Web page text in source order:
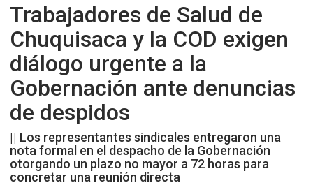
Trabajadores de Salud de
Chuquisaca y la COD exigen
diálogo urgente a la
Gobernación ante denuncias
de despidos
|| Los representantes sindicales entregaron una
nota formal en el despacho de la Gobernación
otorgando un plazo no mayor a 72 horas para
concretar una reunión directa